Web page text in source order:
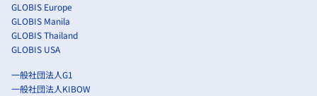
GLOBIS Europe
GLOBIS Manila
GLOBIS Thailand
GLOBIS USA
一般社団法人G1
一般社団法人KIBOW